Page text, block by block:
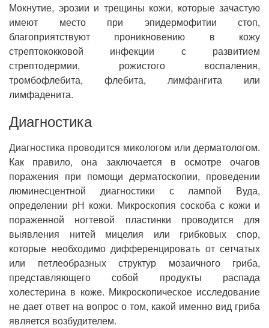
Мокнутие, эрозии и трещины кожи, которые зачастую
имеют место при эпидермофитии стоп,
благоприятствуют проникновению в кожу
стрептококковой инфекции с развитием
стрептодермии, рожистого воспаления,
тромбофлебита, флебита, лимфангита или
лимфаденита.
Диагностика
Диагностика проводится микологом или дерматологом.
Как правило, она заключается в осмотре очагов
поражения при помощи дерматоскопии, проведении
люминесцентной диагностики с лампой Вуда,
определении рН кожи. Микроскопия соскоба с кожи и
пораженной ногтевой пластинки проводится для
выявления нитей мицелия или грибковых спор,
которые необходимо дифференцировать от сетчатых
или петлеобразных структур мозаичного гриба,
представляющего собой продукты распада
холестерина в коже. Микроскопическое исследование
не дает ответ на вопрос о том, какой именно вид гриба
является возбудителем.